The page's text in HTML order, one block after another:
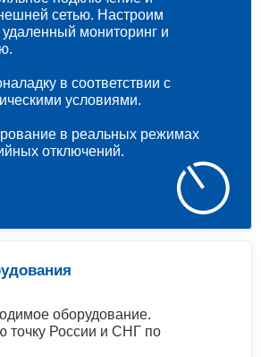
оборудование.
точку России и СНГ по
сетью. Настроим
мониторинг и
в соответствии с
условиями.
в реальных режимах
отключений.